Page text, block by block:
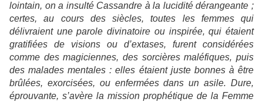
lointain, on a insulté Cassandre à la lucidité dérangeante ;
certes, au cours des siècles, toutes les femmes qui
délivraient une parole divinatoire ou inspirée, qui étaient
gratifiées de visions ou d’extases, furent considérées
comme des magiciennes, des sorcières maléfiques, puis
des malades mentales : elles étaient juste bonnes à être
brûlées, exorcisées, ou enfermées dans un asile. Dure,
éprouvante, s’avère la mission prophétique de la Femme